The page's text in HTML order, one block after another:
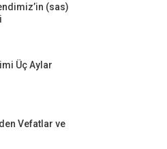
(sas)
Üç Aylar
Vefatlar ve